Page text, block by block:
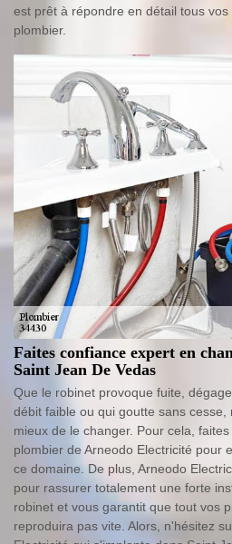
est prêt à répondre en détail tous
plombier.
Faites confiance expert en
Saint Jean De Vedas
Que le robinet provoque fuite,
débit faible ou qui goutte sans
mieux de le changer. Pour cela,
plombier de Arneodo Electricité pour
ce domaine. De plus, Arneodo
pour rassurer totalement une forte
robinet et vous garantit que tout vos
reproduira pas vite. Alors, n'hésitez